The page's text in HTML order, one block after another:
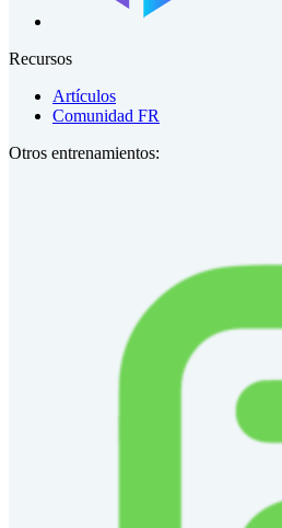
Recursos
Artículos
Comunidad FR
Otros entrenamientos: